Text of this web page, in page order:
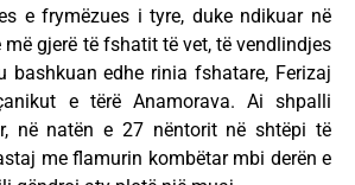
e frymëzues i tyre, duke ndikuar në
më gjerë të fshatit të vet, të vendlindjes
bashkuan edhe rinia fshatare, Ferizaj
e tërë Anamorava. Ai shpalli
në natën e 27 nëntorit në shtëpi të
me flamurin kombëtar mbi derën e